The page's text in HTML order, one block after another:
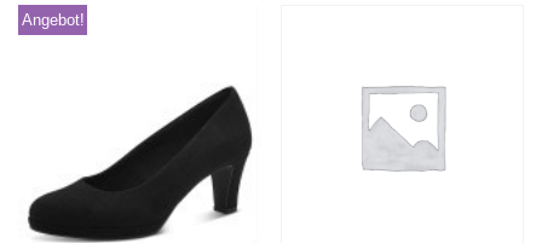
Angebot!